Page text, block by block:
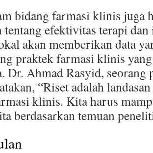
bidang farmasi klinis juga
tentang efektivitas terapi
akan memberikan data
praktek farmasi klinis
Dr. Ahmad Rasyid,
“Riset adalah
klinis. Kita harus
berdasarkan temuan